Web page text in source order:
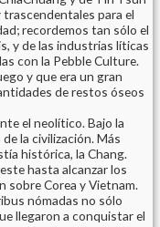
para el
recordemos tan sólo el
y de las industrias líticas
con la Pebble Culture.
y que era un gran
de restos óseos
el neolítico. Bajo la
la civilización. Más
histórica, la Chang.
hasta alcanzar los
sobre Corea y Vietnam.
nómadas no sólo
llegaron a conquistar el